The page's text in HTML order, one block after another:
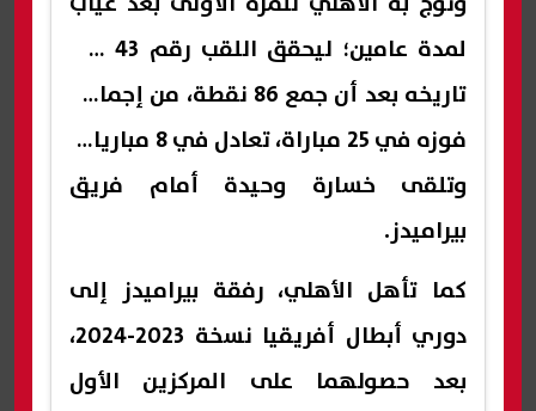
لمدة عامين؛ ليحقق اللقب رقم 43 في
تاريخه بعد أن جمع 86 نقطة، من إجمالي
فوزه في 25 مباراة، تعادل في 8 مباريات،
وتلقى خسارة وحيدة أمام فريق
بيراميدز.
كما تأهل الأهلي، رفقة بيراميدز إلى
دوري أبطال أفريقيا نسخة 2023-2024،
بعد حصولهما على المركزين الأول